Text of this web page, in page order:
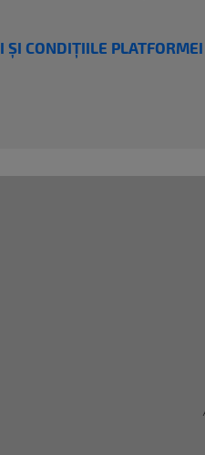
ȘI CONDIȚIILE